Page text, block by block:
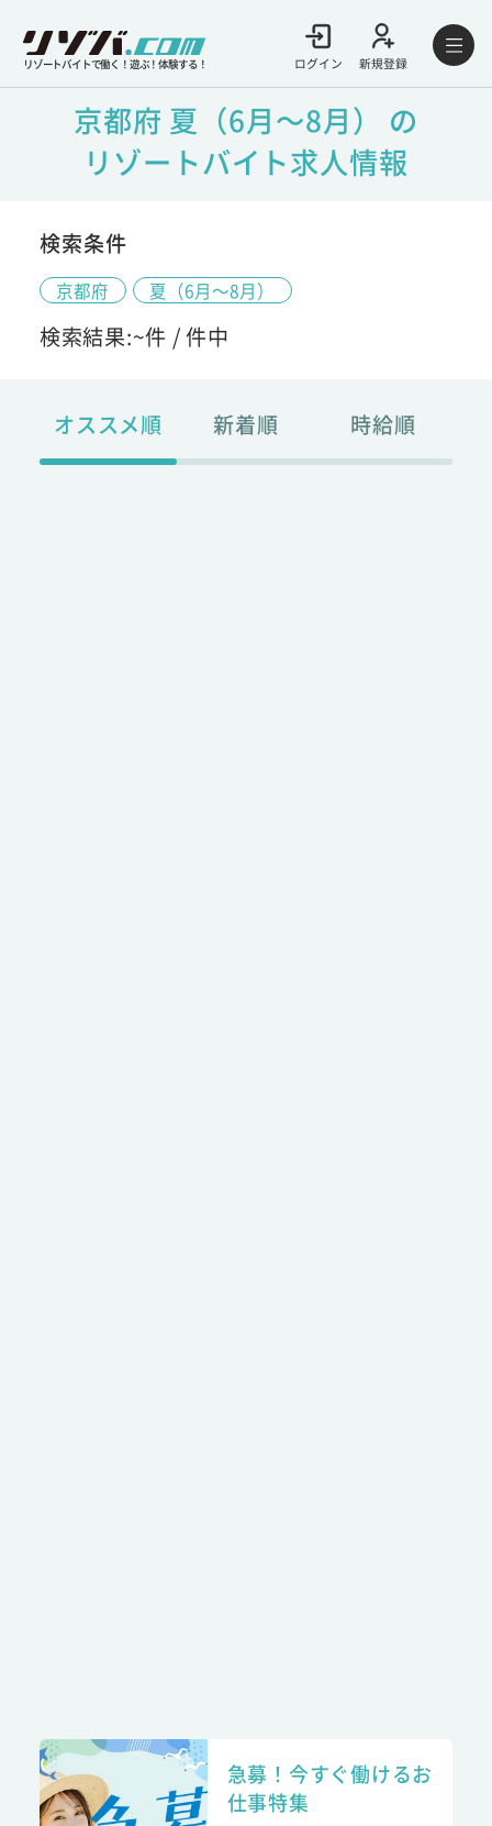
リゾートバイトで働く！遊ぶ！体験する！ ログイン 新規登録
京都府 夏（6月～8月） の
リゾートバイト求人情報
検索条件
京都府 夏（6月～8月）
検索結果:~件 /件中
オススメ順 新着順 時給順
急募！今すぐ働けるお
仕事特集